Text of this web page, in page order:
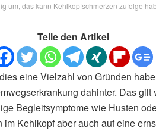
um, das kann Kehlkopfschmerzen zufolge
Teile den Artikel
eine Vielzahl von Gründen
dahinter. Das
Begleitsymptome wie Husten
Kehlkopf aber auch auf eine